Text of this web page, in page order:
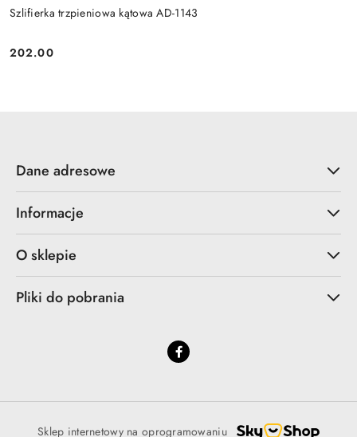
Szlifierka trzpieniowa kątowa AD-1143
Cena:
202.00
Dane adresowe
Informacje
O sklepie
Pliki do pobrania
Sklep internetowy na oprogramowaniu